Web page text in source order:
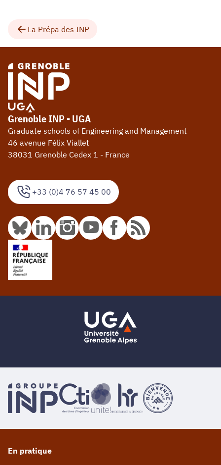
La Prépa des INP
+33 (0)4 76 57 45 00
Grenoble INP - UGA
Graduate schools of Engineering and Management
46 avenue Félix Viallet
38031 Grenoble Cedex 1 - France
En pratique